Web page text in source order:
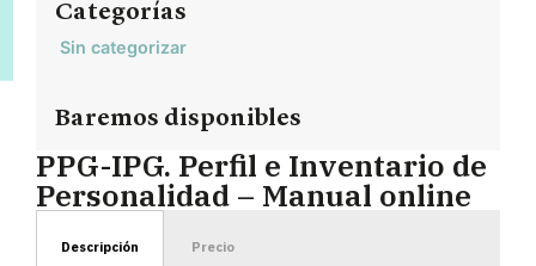
Categorías
Sin categorizar
Baremos disponibles
PPG-IPG. Perfil e Inventario de
Personalidad – Manual online
Descripción Precio